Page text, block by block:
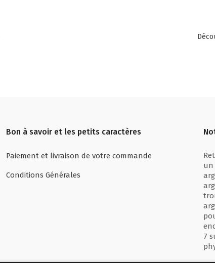
Bon à savoir et les petits caractères
Paiement et livraison de votre commande
Conditions Générales
un
7